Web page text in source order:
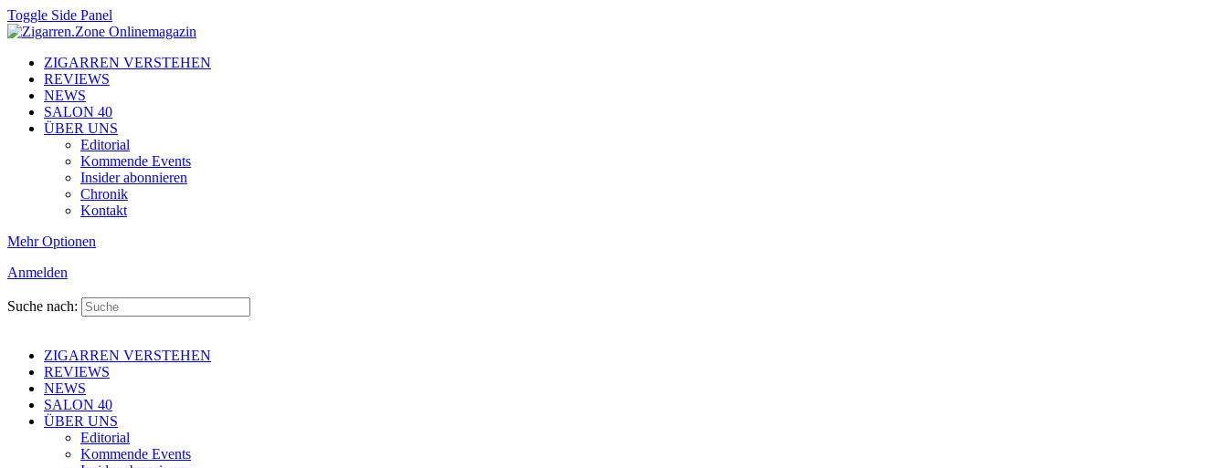
Toggle Side Panel
ZIGARREN VERSTEHEN
REVIEWS
NEWS
SALON 40
ÜBER UNS
Editorial
Kommende Events
Insider abonnieren
Chronik
Kontakt
Mehr Optionen
Anmelden
Suche nach:
ZIGARREN VERSTEHEN
REVIEWS
NEWS
SALON 40
ÜBER UNS
Editorial
Kommende Events